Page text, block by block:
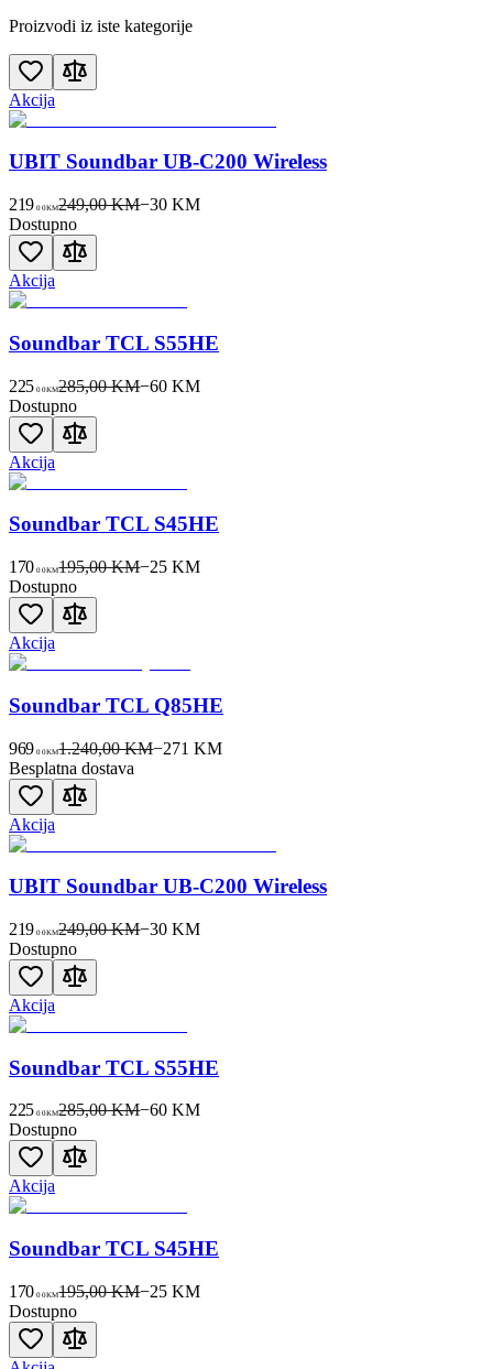
Proizvodi iz iste kategorije
Akcija
UBIT Soundbar UB-C200 Wireless
219 00KM249,00 KM−30 KM
Dostupno
Akcija
Soundbar TCL S55HE
225 00KM285,00 KM−60 KM
Dostupno
Akcija
Soundbar TCL S45HE
170 00KM195,00 KM−25 KM
Dostupno
Akcija
Soundbar TCL Q85HE
969 00KM1.240,00 KM−271 KM
Besplatna dostava
Akcija
UBIT Soundbar UB-C200 Wireless
219 00KM249,00 KM−30 KM
Dostupno
Akcija
Soundbar TCL S55HE
225 00KM285,00 KM−60 KM
Dostupno
Akcija
Soundbar TCL S45HE
170 00KM195,00 KM−25 KM
Dostupno